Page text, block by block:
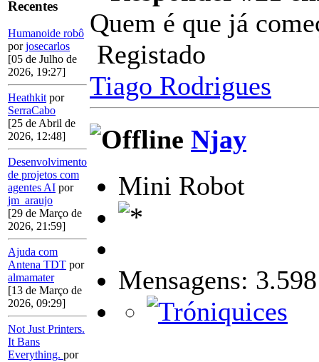
Recentes
Humanoide robô
porjosecarlos
[05 de Julho de
2026, 19:27]
Heathkit por
SerraCabo
[25 de Abril de
2026, 12:48]
Desenvolvimento
de projetos com
agentes AI por
jm_araujo
[29 de Março de
2026, 21:59]
Ajuda com
Antena TDT por
almamater
[13 de Março de
2026, 09:29]
Not Just Printers.
It Bans
Everything. por
Quem é que já
Registado
Tiago Rodrigues
Njay
Mini Robot
Mensagens: 3.598